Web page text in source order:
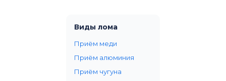
Виды лома
Приём меди
Приём алюминия
Приём чугуна